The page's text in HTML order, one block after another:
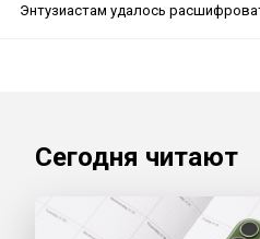
Энтузиастам удалось расшифровать древние
Сегодня читают